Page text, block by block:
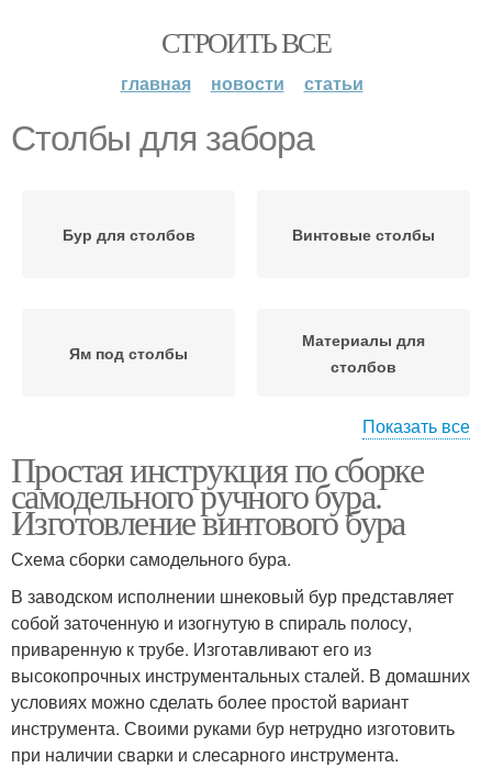
СТРОИТЬ ВСЕ
главная новости статьи
Столбы для забора
Бур для столбов Винтовые столбы
Ям под столбы
Материалы для
столбов
Кирпичные столбы Столбы для ворот
Кирпичный столб
металлопрофиля
Столбы под пруток Столбы из кирпича
Показать все
Простая инструкция по сборке
самодельного ручного бура.
Изготовление винтового бура
Схема сборки самодельного бура.
В заводском исполнении шнековый бур представляет
собой заточенную и изогнутую в спираль полосу,
приваренную к трубе. Изготавливают его из
высокопрочных инструментальных сталей. В домашних
условиях можно сделать более простой вариант
инструмента. Своими руками бур нетрудно изготовить
при наличии сварки и слесарного инструмента.